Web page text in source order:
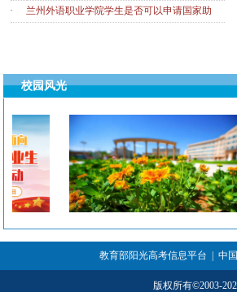
·
兰州外语职业学院学生是否可以申请国家助
校园风光
教育部阳光高考信息平台 中
版权所有©2003-